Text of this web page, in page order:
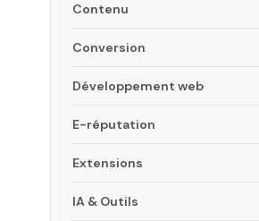
Contenu
Conversion
Développement web
E-réputation
Extensions
IA & Outils